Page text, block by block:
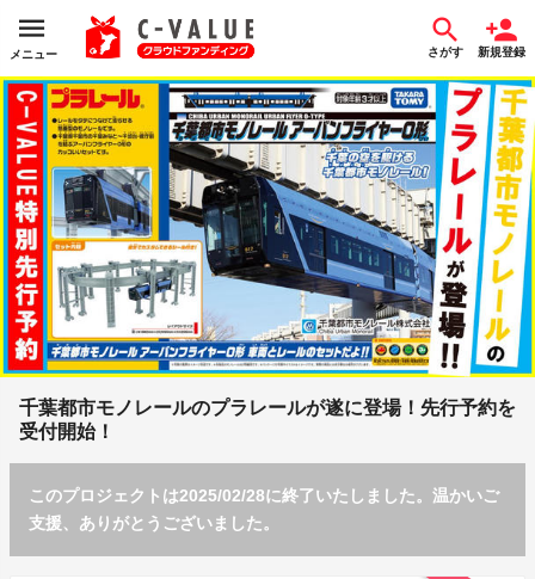
メニュー さがす 新規登録
千葉都市モノレールのプラレールが遂に登場！先行予約を
受付開始！
このプロジェクトは2025/02/28に終了いたしました。温かいご
支援、ありがとうございました。